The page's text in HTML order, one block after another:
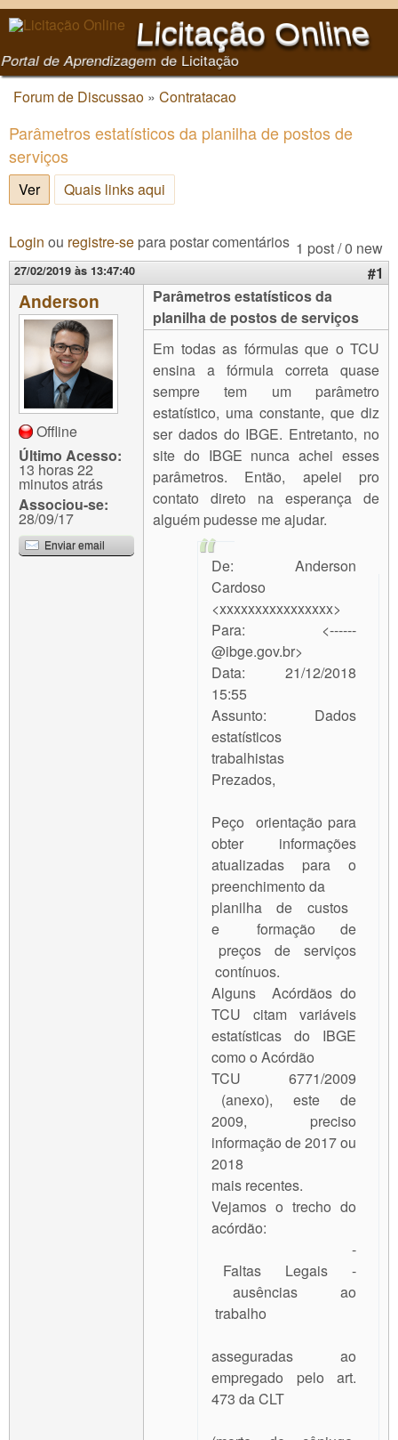
Pular para o conteúdo
principal
Licitação Online
Portal de Aprendizagem de Licitação
Você está aqui
Forum de Discussao » Contratacao
Parâmetros estatísticos da planilha de postos de
serviços
Ver(aba ativa)
Quais links aqui
1 post / 0 new
Login ou registre-se para postar comentários
27/02/2019 às 13:47:40 #1
Anderson
Offline
Último Acesso:
13 horas 22
minutos atrás
Associou-se:
28/09/17
Enviar email
Parâmetros estatísticos da
planilha de postos de serviços
Em todas as fórmulas que o TCU
ensina a fórmula correta quase
sempre tem um parâmetro
estatístico, uma constante, que diz
ser dados do IBGE. Entretanto, no
site do IBGE nunca achei esses
parâmetros. Então, apelei pro
contato direto na esperança de
alguém pudesse me ajudar.
De: Anderson
Cardoso
<xxxxxxxxxxxxxxxx>
Para: <------
@ibge.gov.br>
Data: 21/12/2018
15:55
Assunto: Dados
estatísticos
trabalhistas
Prezados,
Peço orientação para
obter informações
atualizadas para o
preenchimento da
planilha de custos
e formação de
preços de serviços
contínuos.
Alguns Acórdãos do
TCU citam variáveis
estatísticas do IBGE
como o Acórdão
TCU 6771/2009
(anexo), este de
2009, preciso
informação de 2017 ou
2018
mais recentes.
Vejamos o trecho do
acórdão:
-
Faltas Legais -
ausências ao
trabalho
asseguradas ao
empregado pelo art.
473 da CLT